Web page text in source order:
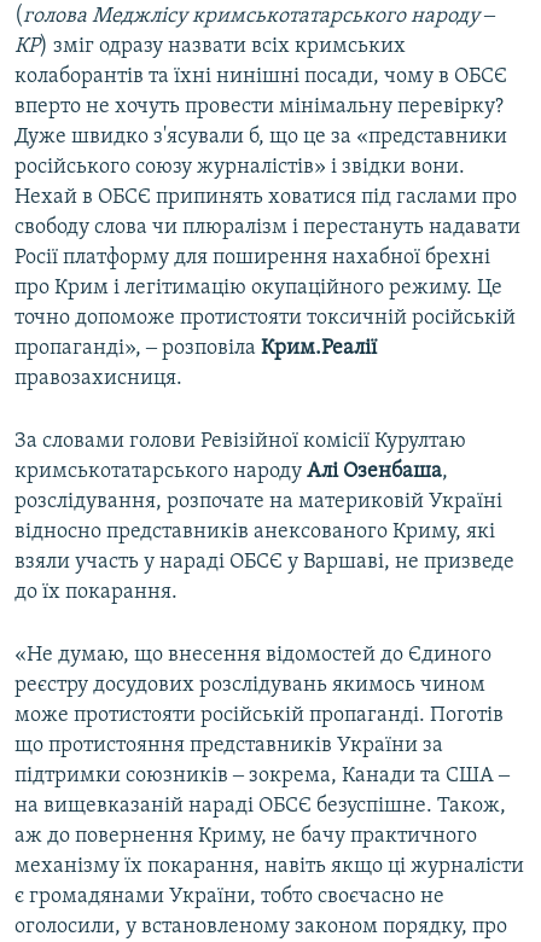
(голова Меджлісу кримськотатарського народу ‒
КР) зміг одразу назвати всіх кримських
колаборантів та їхні нинішні посади, чому в ОБСЄ
вперто не хочуть провести мінімальну перевірку?
Дуже швидко з'ясували б, що це за «представники
російського союзу журналістів» і звідки вони.
Нехай в ОБСЄ припинять ховатися під гаслами про
свободу слова чи плюралізм і перестануть надавати
Росії платформу для поширення нахабної брехні
про Крим і легітимацію окупаційного режиму. Це
точно допоможе протистояти токсичній російській
пропаганді», ‒ розповіла Крим.Реалії
правозахисниця.
За словами голови Ревізійної комісії Курултаю
кримськотатарського народу Алі Озенбаша,
розслідування, розпочате на материковій Україні
відносно представників анексованого Криму, які
взяли участь у нараді ОБСЄ у Варшаві, не призведе
до їх покарання.
«Не думаю, що внесення відомостей до Єдиного
реєстру досудових розслідувань якимось чином
може протистояти російській пропаганді. Поготів
що протистояння представників України за
підтримки союзників ‒ зокрема, Канади та США ‒
на вищевказаній нараді ОБСЄ безуспішне. Також,
аж до повернення Криму, не бачу практичного
механізму їх покарання, навіть якщо ці журналісти
є громадянами України, тобто своєчасно не
оголосили, у встановленому законом порядку, про